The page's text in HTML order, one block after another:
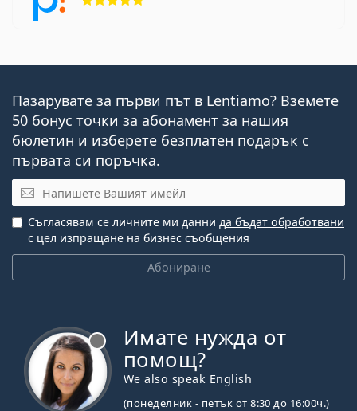
хиперметропия).
Често задавани въпроси
Колко време могат да се носят Acuvue Oasys
Max 1-Day Multifocal for Astigmatism?
Може ли да се спи с Acuvue Oasys Max 1-Day
Multifocal for Astigmatism?
инструкциите преди употреба.
Пазарувате за първи път в Lentiamo? Вземете
50 бонус точки за абонамент за нашия
бюлетин и изберете безплатен подарък с
първата си поръчка.
Имейл
Абониране
Съгласявам се личните ми данни да бъдат обработвани
с цел изпращане на бизнес съобщения
Имате нужда от
помощ?
We also speak English
(понеделник - петък от 8:30 до 16:00ч.)